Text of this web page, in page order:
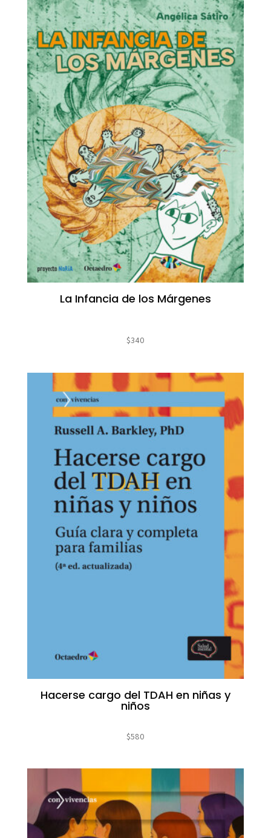
La Infancia de los Márgenes
$340
Hacerse cargo del TDAH en niñas y
niños
$580